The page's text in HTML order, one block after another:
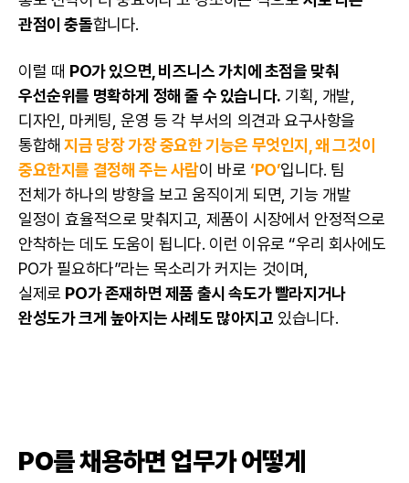
관점이 충돌합니다.
이럴 때 PO가 있으면,비즈니스가치에 초점을 맞춰
우선순위를 명확하게 정해 줄 수 있습니다. 기획, 개발,
디자인, 마케팅, 운영 등 각 부서의 의견과 요구사항을
통합해 지금 당장 가장 중요한 기능은 무엇인지, 왜 그것이
중요한지를 결정해 주는 사람이 바로‘PO’입니다. 팀
전체가 하나의 방향을 보고 움직이게 되면, 기능 개발
일정이 효율적으로 맞춰지고, 제품이 시장에서 안정적으로
안착하는 데도 도움이 됩니다. 이런 이유로 “우리 회사에도
PO가 필요하다”라는 목소리가 커지는 것이며,
실제로 PO가 존재하면 제품 출시 속도가 빨라지거나
완성도가 크게 높아지는 사례도 많아지고 있습니다.
PO를 채용하면 업무가 어떻게